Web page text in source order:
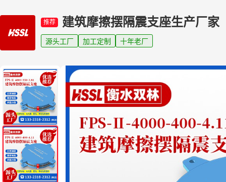
推荐 建筑摩擦摆隔震支座生产厂家
源头工厂 加工定制 十年老厂